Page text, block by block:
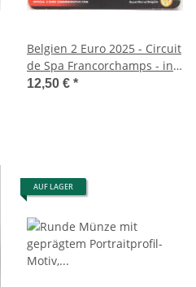
Belgien 2 Euro 2025 - Circuit
de Spa Francorchamps - in
niederl. Coincard
12,50 € *
AUF LAGER